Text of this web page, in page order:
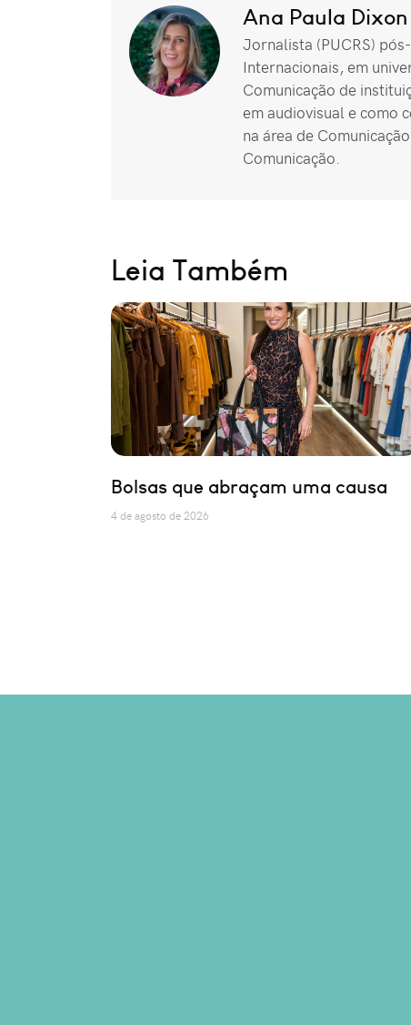
Ana Paula Dixon
Jornalista (PUCRS)
Internacionais, em
Comunicação de
em audiovisual e como
na área de
Comunicação.
Leia Também
Bolsas que abraçam uma causa
4 de agosto de 2026